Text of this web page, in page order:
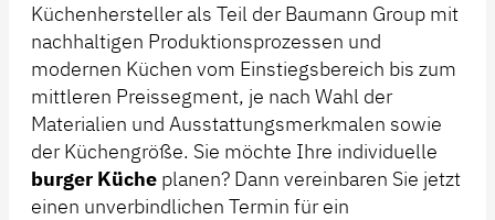
Küchenhersteller als Teil der Baumann Group mit
nachhaltigen Produktionsprozessen und
modernen Küchen vom Einstiegsbereich bis zum
mittleren Preissegment, je nach Wahl der
Materialien und Ausstattungsmerkmalen sowie
der Küchengröße. Sie möchte Ihre individuelle
burger Küche planen? Dann vereinbaren Sie jetzt
einen unverbindlichen Termin für ein